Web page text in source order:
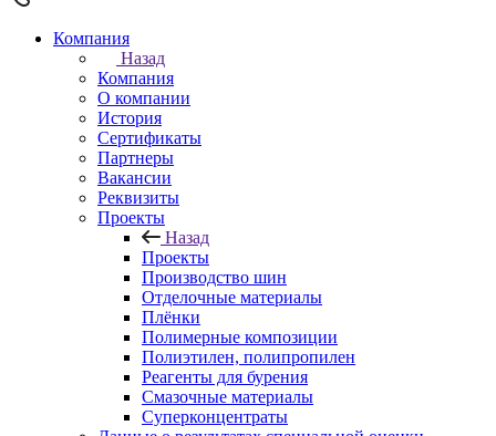
Компания
Назад
Компания
О компании
История
Сертификаты
Партнеры
Вакансии
Реквизиты
Проекты
Назад
Проекты
Производство шин
Отделочные материалы
Плёнки
Полимерные композиции
Полиэтилен, полипропилен
Реагенты для бурения
Смазочные материалы
Суперконцентраты